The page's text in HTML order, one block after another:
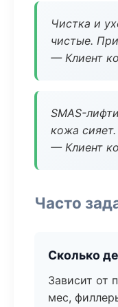
Чистка и
чистые.
— Клиент
SMAS-
кожа
— Клиент
Часто
Сколько
Зависит от
мес,